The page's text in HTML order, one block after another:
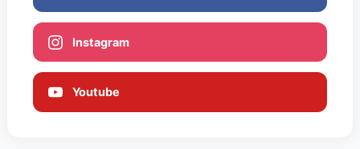
Instagram
Youtube